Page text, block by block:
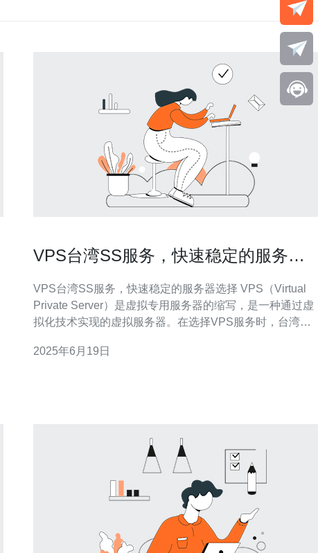
VPS台湾SS服务，快速稳定的服务器
VPS台湾SS服务，快速稳定的服务器选择 VPS（Virtual
Private Server）是虚拟专用服务器的缩写，是一种通过虚
拟化技术实现的虚拟服务器。在选择VPS服务时，台湾SS
和稳定的网络环境，能够为用户提供快速、稳定的服务器
2025年6月19日